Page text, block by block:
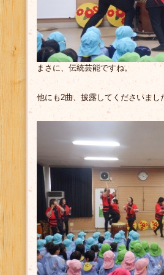
まさに、伝統芸能ですね。
他にも2曲、披露してくださいまし